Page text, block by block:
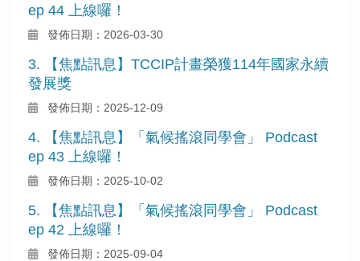
ep 44 上線囉！
發佈日期：2026-03-30
3. 【焦點訊息】TCCIP計畫榮獲114年國家永續
發展獎
發佈日期：2025-12-09
4. 【焦點訊息】「氣候搖滾同學會」 Podcast
ep 43 上線囉！
發佈日期：2025-10-02
5. 【焦點訊息】「氣候搖滾同學會」 Podcast
ep 42 上線囉！
發佈日期：2025-09-04